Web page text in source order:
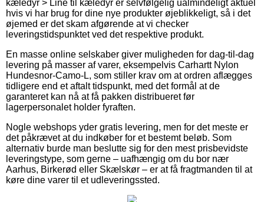
kæledyr > Line til kæledyr er selvfølgelig ualmindeligt aktuel
hvis vi har brug for dine nye produkter øjeblikkeligt, så i det
øjemed er det skam afgørende at vi checker
leveringstidspunktet ved det respektive produkt.
En masse online selskaber giver muligheden for dag-til-dag
levering på masser af varer, eksempelvis Carhartt Nylon
Hundesnor-Camo-L, som stiller krav om at ordren aflægges
tidligere end et aftalt tidspunkt, med det formål at de
garanteret kan nå at få pakken distribueret før
lagerpersonalet holder fyraften.
Nogle webshops yder gratis levering, men for det meste er
det påkrævet at du indkøber for et bestemt beløb. Som
alternativ burde man beslutte sig for den mest prisbevidste
leveringstype, som gerne – uafhængig om du bor nær
Aarhus, Birkerød eller Skælskør – er at få fragtmanden til at
køre dine varer til et udleveringssted.